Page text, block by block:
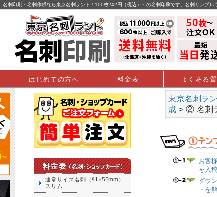
名刺印刷・名刺作成なら東京名刺ランド！100枚242円（税込）～の名刺印刷です。名刺サンプル
はじめての方へ 料金表 よくある
東京名刺ラ
成 > ② 名刺
お客
を入
ダウ
トを
通常サイズ名刺（91×55mm）
スリム